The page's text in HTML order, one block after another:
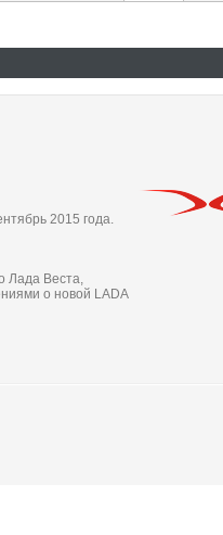
2015 года.
Лада Веста,
о новой LADA